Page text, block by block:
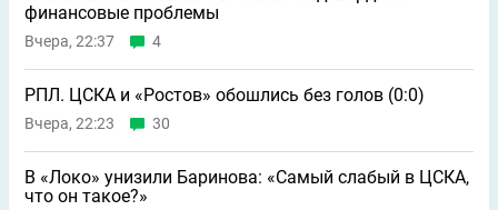
финансовые проблемы
Вчера, 22:37 4
РПЛ. ЦСКА и «Ростов» обошлись без голов (0:0)
Вчера, 22:23 30
В «Локо» унизили Баринова: «Самый слабый в ЦСКА,
что он такое?»